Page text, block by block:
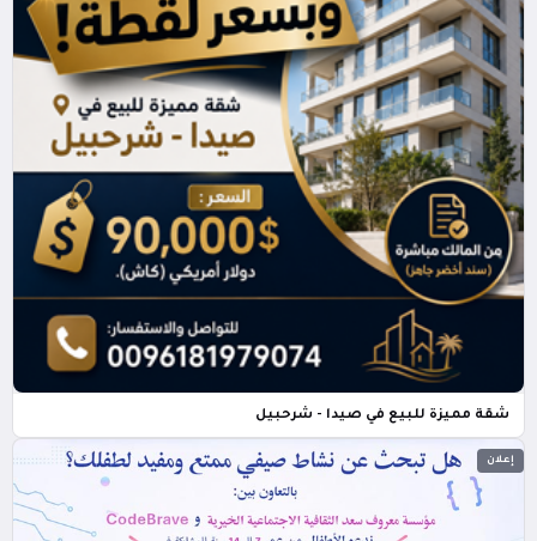
شقة مميزة للبيع في صيدا - شرحبيل
إعلان